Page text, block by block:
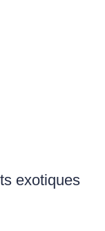
exotiques